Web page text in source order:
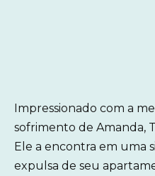
Impressionado com a
sofrimento de Amanda,
Ele a encontra em uma
expulsa de seu